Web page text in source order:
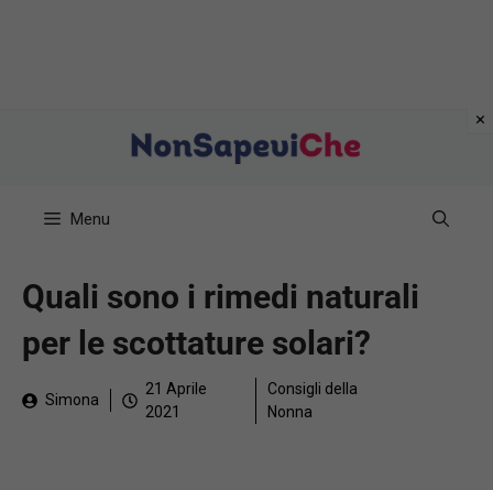
Menu
Quali sono i rimedi naturali
per le scottature solari?
Simona
21 Aprile
2021
Consigli della
Nonna